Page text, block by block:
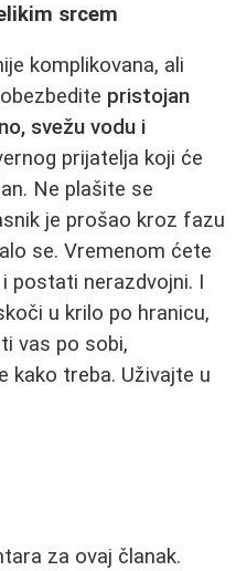
srcem
komplikovana, ali
pristojan
svežu vodu i
prijatelja koji će
Ne plašite se
je prošao kroz fazu
se. Vremenom ćete
postati nerazdvojni. I
u krilo po hranicu,
vas po sobi,
kako treba. Uživajte u
za ovaj članak.